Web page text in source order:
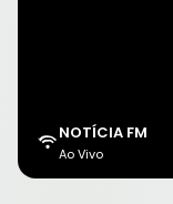
NOTÍCIA FM
Ao Vivo